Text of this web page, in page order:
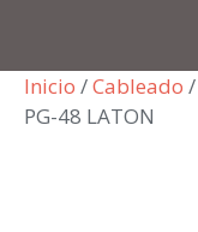
Inicio /Cableado /
PG-48 LATON